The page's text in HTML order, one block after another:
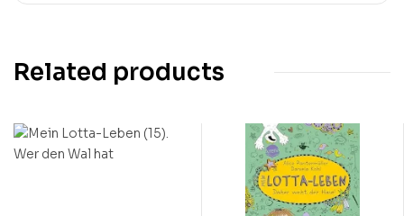
Related products